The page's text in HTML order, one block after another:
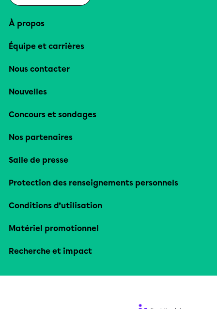
À propos
Équipe et carrières
Nous contacter
Nouvelles
Concours et sondages
Nos partenaires
Salle de presse
Protection des renseignements personnels
Conditions d’utilisation
Matériel promotionnel
Recherche et impact